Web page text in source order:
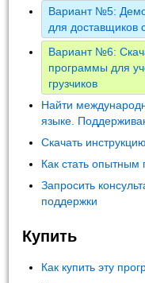
Вариант №5:
для доставщиков
Вариант №6:
программы для
грузчиков
Найти
языке.
Скачать
Как стать опытным
Запросить
поддержки
Купить
Как купить эту